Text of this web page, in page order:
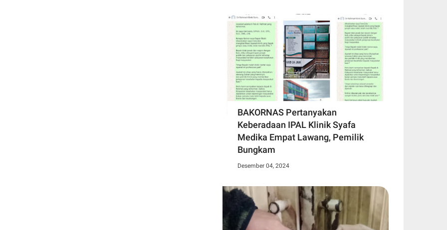
BAKORNAS Pertanyakan
Keberadaan IPAL Klinik Syafa
Medika Empat Lawang, Pemilik
Bungkam
Desember 04, 2024